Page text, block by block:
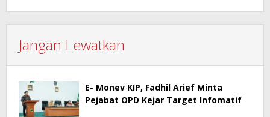
Jangan Lewatkan
E- Monev KIP, Fadhil Arief Minta
Pejabat OPD Kejar Target Infomatif